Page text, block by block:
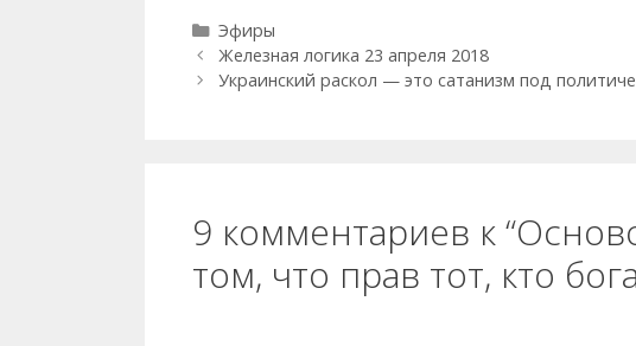
Рубрики
Эфиры
Железная логика 23 апреля 2018
Украинский раскол — это сатанизм под
9 комментариев к
том, что прав тот, кто